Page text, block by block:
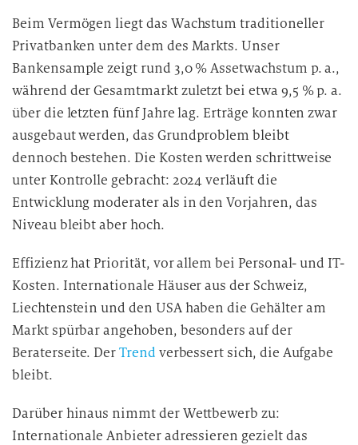
Beim Vermögen liegt das Wachstum traditioneller
Privatbanken unter dem des Markts. Unser
Bankensample zeigt rund 3,0 % Assetwachstum p. a.,
während der Gesamtmarkt zuletzt bei etwa 9,5 % p. a.
über die letzten fünf Jahre lag. Erträge konnten zwar
ausgebaut werden, das Grundproblem bleibt
dennoch bestehen. Die Kosten werden schrittweise
unter Kontrolle gebracht: 2024 verläuft die
Entwicklung moderater als in den Vorjahren, das
Niveau bleibt aber hoch.
Effizienz hat Priorität, vor allem bei Personal- und IT-
Kosten. Internationale Häuser aus der Schweiz,
Liechtenstein und den USA haben die Gehälter am
Markt spürbar angehoben, besonders auf der
Beraterseite. DerTrend verbessert sich, die Aufgabe
bleibt.
Darüber hinaus nimmt der Wettbewerb zu:
Internationale Anbieter adressieren gezielt das